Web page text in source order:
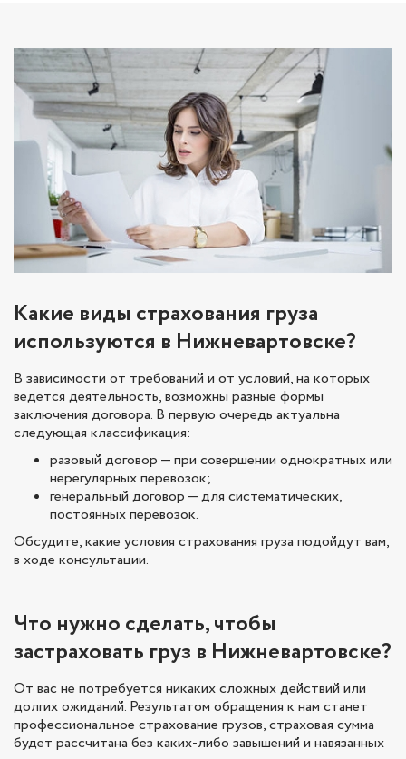
Какие виды страхования груза
используются в Нижневартовске?
В зависимости от требований и от условий, на которых
ведется деятельность, возможны разные формы
заключения договора. В первую очередь актуальна
следующая классификация:
разовый договор — при совершении однократных или
нерегулярных перевозок;
генеральный договор — для систематических,
постоянных перевозок.
Обсудите, какие условия страхования груза подойдут вам,
в ходе консультации.
Что нужно сделать, чтобы
застраховать груз в Нижневартовске?
От вас не потребуется никаких сложных действий или
долгих ожиданий. Результатом обращения к нам станет
профессиональное страхование грузов, страховая сумма
будет рассчитана без каких-либо завышений и навязанных